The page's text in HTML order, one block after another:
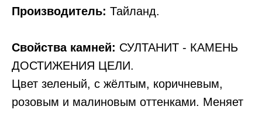
Производитель: Тайланд.
Свойства камней: СУЛТАНИТ - КАМЕНЬ
ДОСТИЖЕНИЯ ЦЕЛИ.
Цвет зеленый, с жёлтым, коричневым,
розовым и малиновым оттенками. Меняет